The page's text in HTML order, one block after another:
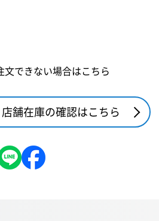
できない場合はこちら
店舗在庫の確認はこちら